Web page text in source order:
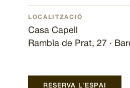
LOCALITZACIÓ
Casa Capell
Rambla de Prat, 27 ·
RESERVA L'ESPAI